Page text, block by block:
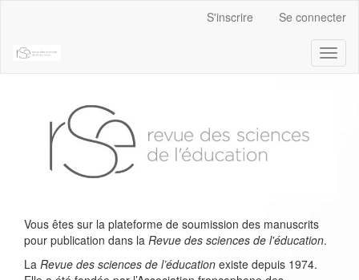
principal
Barre
S'inscrire Se connecter
Vous êtes sur la plateforme de soumission des manuscrits
pour publication dans la Revue des sciences de l'éducation.
La Revue des sciences de l’éducation existe depuis 1974.